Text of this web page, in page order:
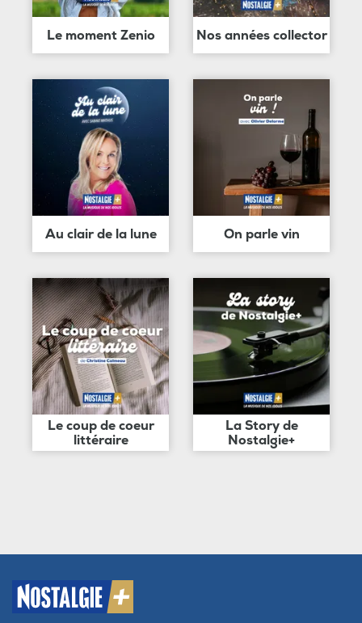
Le moment Zenio Nos années collector
Au clair de la lune On parle vin
Le coup de coeur
littéraire
La Story de
Nostalgie+